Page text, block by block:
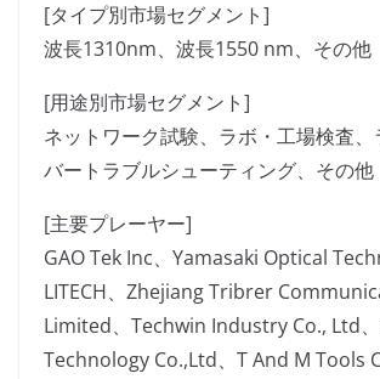
[タイプ別市場セグメント]
波長1310nm、波長1550 nm、その他
[用途別市場セグメント]
ネットワーク試験、ラボ・工場検査、
バートラブルシューティング、その他
[主要プレーヤー]
GAO Tek Inc、Yamasaki Optical
LITECH、Zhejiang Tribrer
Limited、Techwin Industry Co., Ltd
Technology Co.,Ltd、T And M Tools